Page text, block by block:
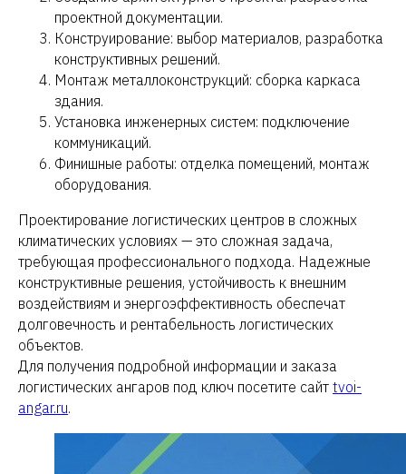
проектной документации.
Конструирование: выбор материалов, разработка
конструктивных решений.
Монтаж металлоконструкций: сборка каркаса
здания.
Установка инженерных систем: подключение
коммуникаций.
Финишные работы: отделка помещений, монтаж
оборудования.
Проектирование логистических центров в сложных
климатических условиях — это сложная задача,
требующая профессионального подхода. Надежные
конструктивные решения, устойчивость к внешним
воздействиям и энергоэффективность обеспечат
долговечность и рентабельность логистических
объектов.
Для получения подробной информации и заказа
логистических ангаров под ключ посетите сайт tvoi-
angar.ru.